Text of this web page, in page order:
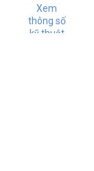
Xem
thông số
kỹ thuật